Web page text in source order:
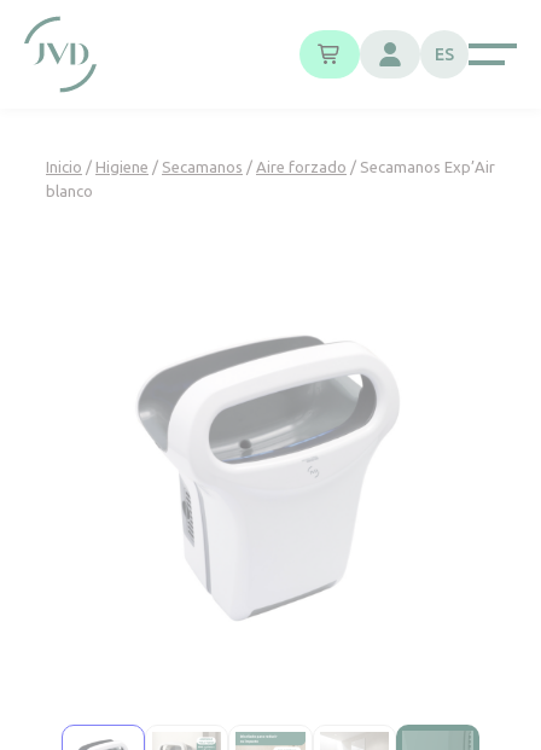
ES
Inicio / Higiene / Secamanos / Aire forzado / Secamanos Exp’Air
blanco
Panel de gestión de cookies